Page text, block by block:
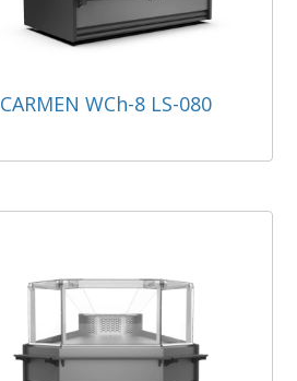
CARMEN WCh-8 LS-080